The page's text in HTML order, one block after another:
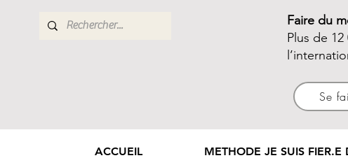
Faire du
Plus de
Se
ACCUEIL METHODE JE SUIS FIER.E